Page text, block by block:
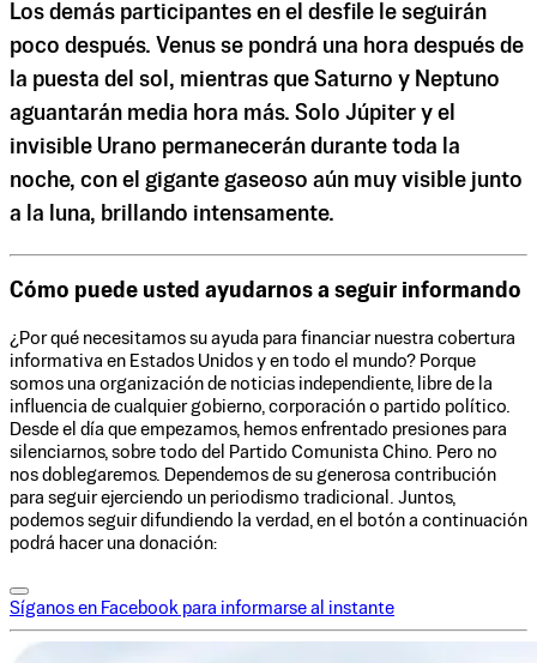
Los demás participantes en el desfile le seguirán
poco después. Venus se pondrá una hora después de
la puesta del sol, mientras que Saturno y Neptuno
aguantarán media hora más. Solo Júpiter y el
invisible Urano permanecerán durante toda la
noche, con el gigante gaseoso aún muy visible junto
a la luna, brillando intensamente.
Cómo puede usted ayudarnos a seguir informando
¿Por qué necesitamos su ayuda para financiar nuestra cobertura
informativa en Estados Unidos y en todo el mundo? Porque
somos una organización de noticias independiente, libre de la
influencia de cualquier gobierno, corporación o partido político.
Desde el día que empezamos, hemos enfrentado presiones para
silenciarnos, sobre todo del Partido Comunista Chino. Pero no
nos doblegaremos. Dependemos de su generosa contribución
para seguir ejerciendo un periodismo tradicional. Juntos,
podemos seguir difundiendo la verdad, en el botón a continuación
podrá hacer una donación:
Síganos en Facebook para informarse al instante